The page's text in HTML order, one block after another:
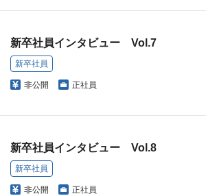
新卒社員インタビュー Vol.7
新卒社員
非公開 正社員
新卒社員インタビュー Vol.8
新卒社員
非公開 正社員